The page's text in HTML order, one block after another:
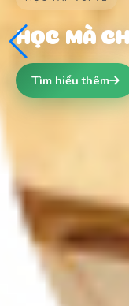
CƠ SỞ
Tìm hiểu thêm